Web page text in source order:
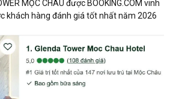
MỘC CHÂU được BOOKING.COM vinh
khách hàng đánh giá tốt nhất năm 2026